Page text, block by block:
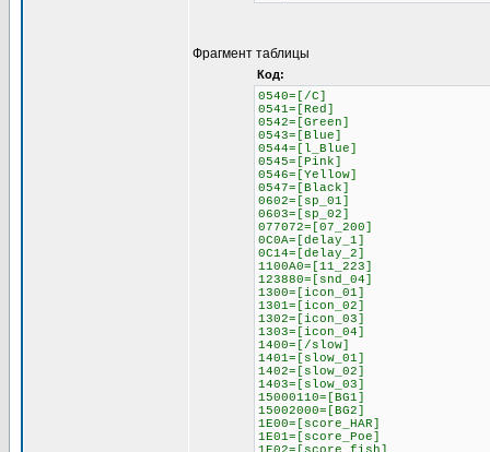
Фрагмент таблицы
Код:
0540=[/C]
0541=[Red]
0542=[Green]
0543=[Blue]
0544=[l_Blue]
0545=[Pink]
0546=[Yellow]
0547=[Black]
0602=[sp_01]
0603=[sp_02]
077072=[07_200]
0C0A=[delay_1]
0C14=[delay_2]
1100A0=[11_223]
123880=[snd_04]
1300=[icon_01]
1301=[icon_02]
1302=[icon_03]
1303=[icon_04]
1400=[/slow]
1401=[slow_01]
1402=[slow_02]
1403=[slow_03]
15000110=[BG1]
15002000=[BG2]
1E00=[score_HAR]
1E01=[score_Poe]